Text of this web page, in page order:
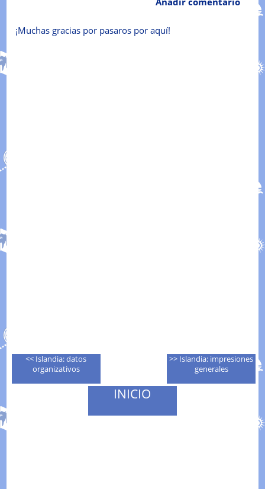
¡Muchas gracias por pasaros por aquí!
<< Islandia: datos
organizativos
>> Islandia: impresiones
generales
INICIO